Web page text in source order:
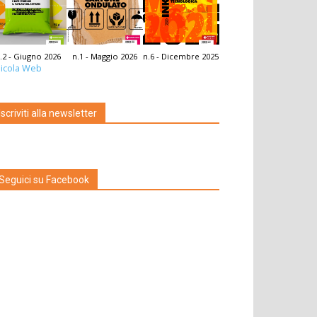
- Giugno 2026 n.1 - Maggio 2026 n.6 - Dicembre 2025
Web
alla newsletter
su Facebook